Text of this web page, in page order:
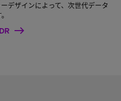
デザインによって、次世代データ